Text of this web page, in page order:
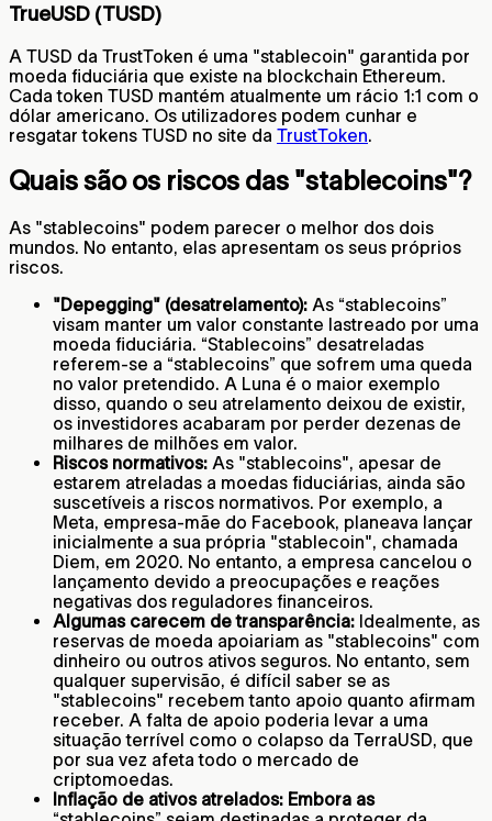
TrueUSD (TUSD)
A TUSD da TrustToken é uma "stablecoin" garantida por
moeda fiduciária que existe na blockchain Ethereum.
Cada token TUSD mantém atualmente um rácio 1:1 com o
dólar americano. Os utilizadores podem cunhar e
resgatar tokens TUSD no site da TrustToken.
Quais são os riscos das "stablecoins"?
As "stablecoins" podem parecer o melhor dos dois
mundos. No entanto, elas apresentam os seus próprios
riscos.
"Depegging" (desatrelamento): As “stablecoins”
visam manter um valor constante lastreado por uma
moeda fiduciária. “Stablecoins” desatreladas
referem-se a “stablecoins” que sofrem uma queda
no valor pretendido. A Luna é o maior exemplo
disso, quando o seu atrelamento deixou de existir,
os investidores acabaram por perder dezenas de
milhares de milhões em valor.
Riscos normativos: As "stablecoins", apesar de
estarem atreladas a moedas fiduciárias, ainda são
suscetíveis a riscos normativos. Por exemplo, a
Meta, empresa-mãe do Facebook, planeava lançar
inicialmente a sua própria "stablecoin", chamada
Diem, em 2020. No entanto, a empresa cancelou o
lançamento devido a preocupações e reações
negativas dos reguladores financeiros.
Algumas carecem de transparência: Idealmente, as
reservas de moeda apoiariam as "stablecoins" com
dinheiro ou outros ativos seguros. No entanto, sem
qualquer supervisão, é difícil saber se as
"stablecoins" recebem tanto apoio quanto afirmam
receber. A falta de apoio poderia levar a uma
situação terrível como o colapso da TerraUSD, que
por sua vez afeta todo o mercado de
criptomoedas.
Inflação de ativos atrelados: Embora as